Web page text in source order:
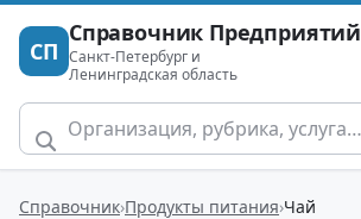
СП
Справочник Предприятий
Санкт-Петербург и
Ленинградская область
Справочник Продукты питания Чай